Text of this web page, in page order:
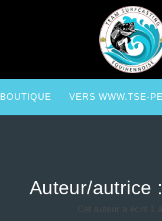
BOUTIQUE VERS WWW.TSE-
Auteur/autrice :
Cet auteur a écrit 1